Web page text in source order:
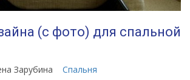
(с фото) для спальной
Зарубина Спальня